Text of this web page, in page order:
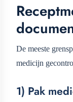
De meeste
medicijn
1) Pak